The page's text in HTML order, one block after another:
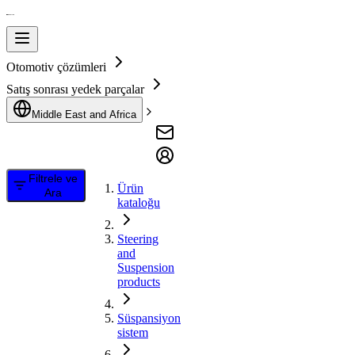
Otomotiv çözümleri
Satış sonrası yedek parçalar
Middle East and Africa
Filtrele ve
Ara
Ürün
kataloğu
Steering
and
Suspension
products
Süspansiyon
sistem